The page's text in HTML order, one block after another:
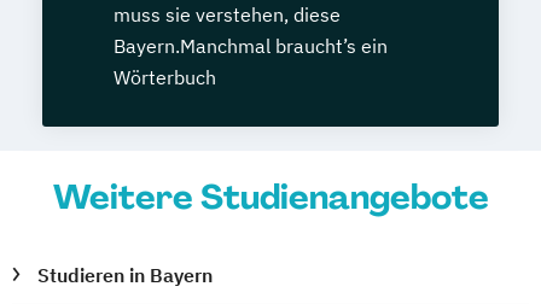
muss sie verstehen, diese
Bayern.Manchmal braucht’s ein
Wörterbuch
Weitere Studienangebote
Studieren in Bayern